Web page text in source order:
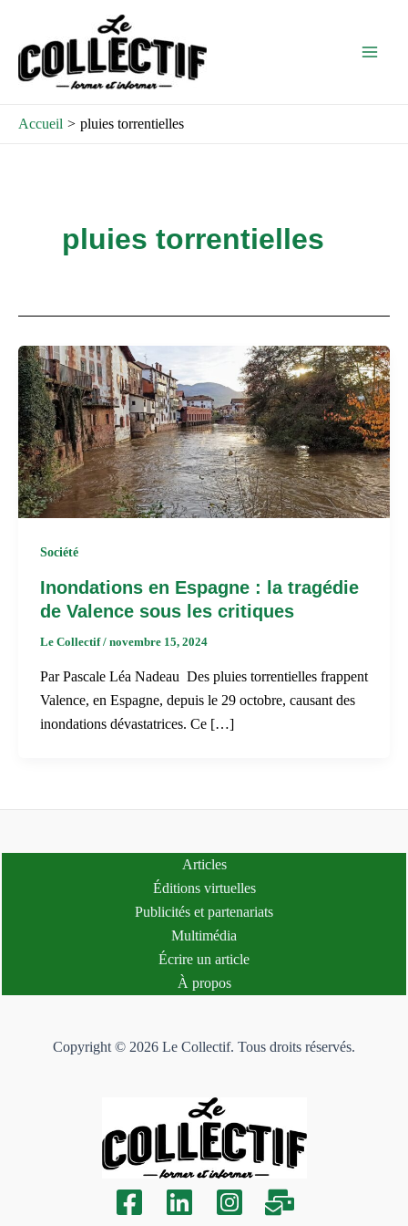
contenu
Accueil pluies torrentielles
pluies torrentielles
Société
Inondations en Espagne : la tragédie
de Valence sous les critiques
Le Collectif/ novembre 15, 2024
Par Pascale Léa Nadeau Des pluies torrentielles frappent
Valence, en Espagne, depuis le 29 octobre, causant des
inondations dévastatrices. Ce […]
Articles
Éditions virtuelles
Publicités et partenariats
Multimédia
Écrire un article
À propos
Copyright © 2026 Le Collectif. Tous droits réservés.